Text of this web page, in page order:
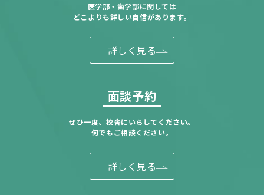
医学部・歯学部に関しては
どこよりも詳しい自信があります。
詳しく見る
面談予約
ぜひ一度、校舎にいらしてください。
何でもご相談ください。
詳しく見る